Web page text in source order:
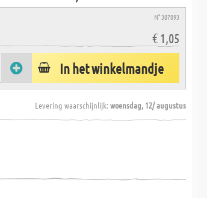
N° 307093
€ 1,05
In het winkelmandje
Levering waarschijnlijk:woensdag, 12/ augustus